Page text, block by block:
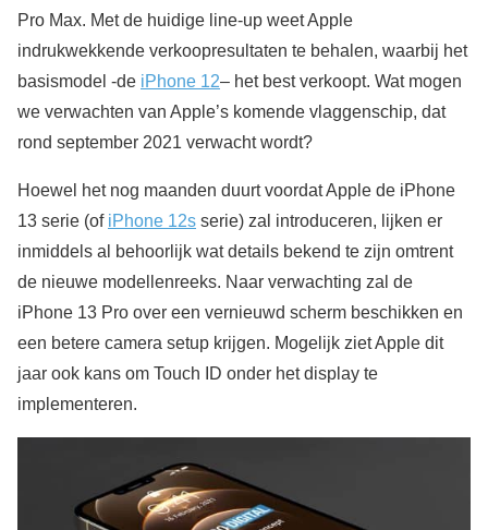
Pro Max. Met de huidige line-up weet Apple
indrukwekkende verkoopresultaten te behalen, waarbij het
basismodel -de iPhone 12– het best verkoopt. Wat mogen
we verwachten van Apple’s komende vlaggenschip, dat
rond september 2021 verwacht wordt?
Hoewel het nog maanden duurt voordat Apple de iPhone
13 serie (of iPhone 12s serie) zal introduceren, lijken er
inmiddels al behoorlijk wat details bekend te zijn omtrent
de nieuwe modellenreeks. Naar verwachting zal de
iPhone 13 Pro over een vernieuwd scherm beschikken en
een betere camera setup krijgen. Mogelijk ziet Apple dit
jaar ook kans om Touch ID onder het display te
implementeren.